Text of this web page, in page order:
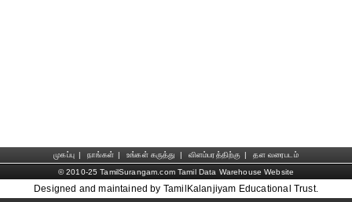
முகப்பு | நாங்கள் | உங்கள் கருத்து | விளம்பரத்திற்கு |
தள வரைபடம்
© 2010-25 TamilSurangam.com Tamil Data Warehouse Website
Designed and maintained by TamilKalanjiyam Educational Trust.